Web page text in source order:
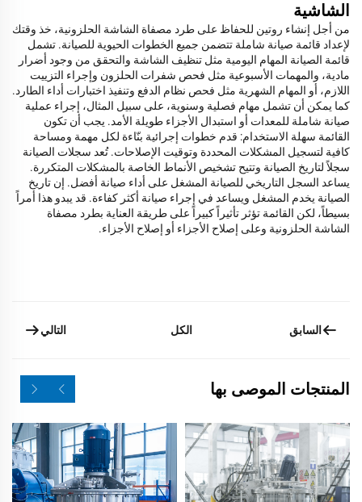
الشاشية
من أجل إنشاء روتين للحفاظ على طرد مصفاة الشاشة الحلزونية، خذ وقتك
لإعداد قائمة صيانة شاملة تتضمن جميع الخطوات الحيوية للصيانة. تشمل
قائمة الصيانة المهام اليومية مثل تنظيف الشاشة والتحقق من وجود أضرار
مادية، والمهمات الأسبوعية مثل فحص شفرات الحلزون وإجراء التزييت
اللازم، أو المهام الشهرية مثل فحص نظام الدفع وتنفيذ اختبارات أداء الطارد.
كما يمكن أن تشمل مهام فصلية وسنوية، على سبيل المثال، إجراء عملية
صيانة شاملة للمعدات أو استبدال الأجزاء طويلة الأمد. يجب أن تكون
القائمة سهلة الاستخدام: قدم خطوات إجرائية بنّاءة لكل مهمة ومساحة
كافية لتسجيل المشكلات المحددة وتوقيت الإصلاحات. تُعد سجلات الصيانة
سجلاً لتاريخ الصيانة وتتيح تشخيص الأنماط الخاصة بالمشكلات المتكررة.
يساعد السجل التاريخي للصيانة المشغل على أداء صيانة أفضل. إن تاريخ
الصيانة يخدم المشغل ويساعد في إجراء صيانة أكثر كفاءة. قد يبدو هذا أمراً
بسيطاً، لكن القائمة تؤثر تأثيراً كبيراً على طريقة العناية بطرد مصفاة
الشاشة الحلزونية وعلى إصلاح الأجزاء أو إصلاح الأجزاء.
السابق الكل التالي
المنتجات الموصى بها